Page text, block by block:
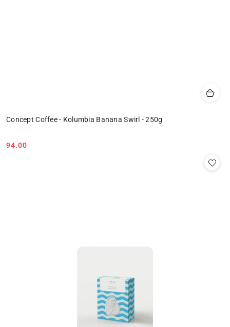
Concept Coffee - Kolumbia Banana Swirl - 250g
Cena:
94.00